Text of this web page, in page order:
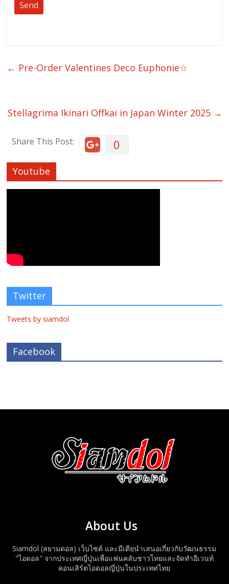
← Pre-Order Valentines Deco Euphonie☆
Stellagrima Ikinari Offkai in Japan Winter 2025 →
Share This Post: 0
Youtube
Twitter
Tweets by siamdol
Facebook
About Us
Siamdol (สยามดอล) เว็บไซต์ และมีเดียนำเสนอเกี่ยวกับวัฒนธรรม
"ไอดอล" จากประเทศญี่ปุ่นเพื่อแฟนคลับชาวไทยและจัดทำอีเวนท์
คอนเสิร์ตไอดอลญี่ปุ่นในประเทศไทย